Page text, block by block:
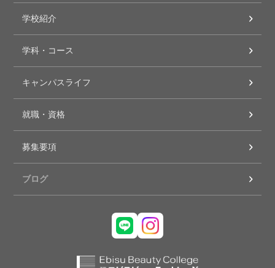
学校紹介
学科・コース
キャンパスライフ
就職・資格
募集要項
ブログ